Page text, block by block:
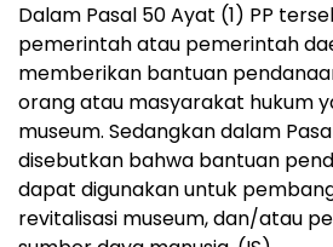
Dalam Pasal 50 Ayat (1) PP
pemerintah atau pemerintah
memberikan bantuan
orang atau masyarakat hukum
museum. Sedangkan dalam
disebutkan bahwa bantuan
dapat digunakan untuk
revitalisasi museum, dan/atau